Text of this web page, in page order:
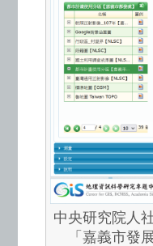
中央研究院人
「嘉義市發